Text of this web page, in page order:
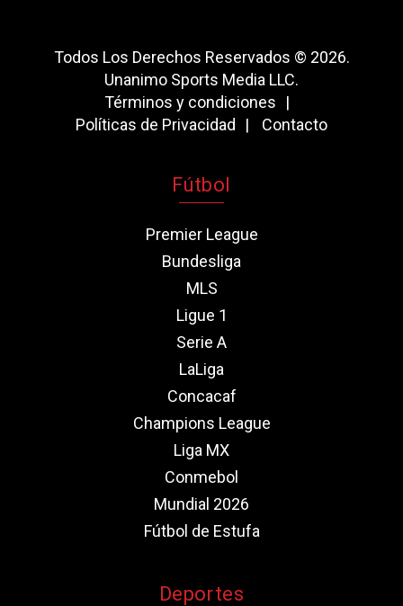
Todos Los Derechos Reservados © 2026.
Unanimo Sports Media LLC.
Términos y condiciones
Políticas de Privacidad
Contacto
Fútbol
Premier League
Bundesliga
MLS
Ligue 1
Serie A
LaLiga
Concacaf
Champions League
Liga MX
Conmebol
Mundial 2026
Fútbol de Estufa
Deportes